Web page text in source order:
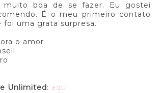
muito boa de se fazer. Eu gostei
É o meu primeiro contato
foi uma grata surpresa.
o amor
Unlimited: aqui